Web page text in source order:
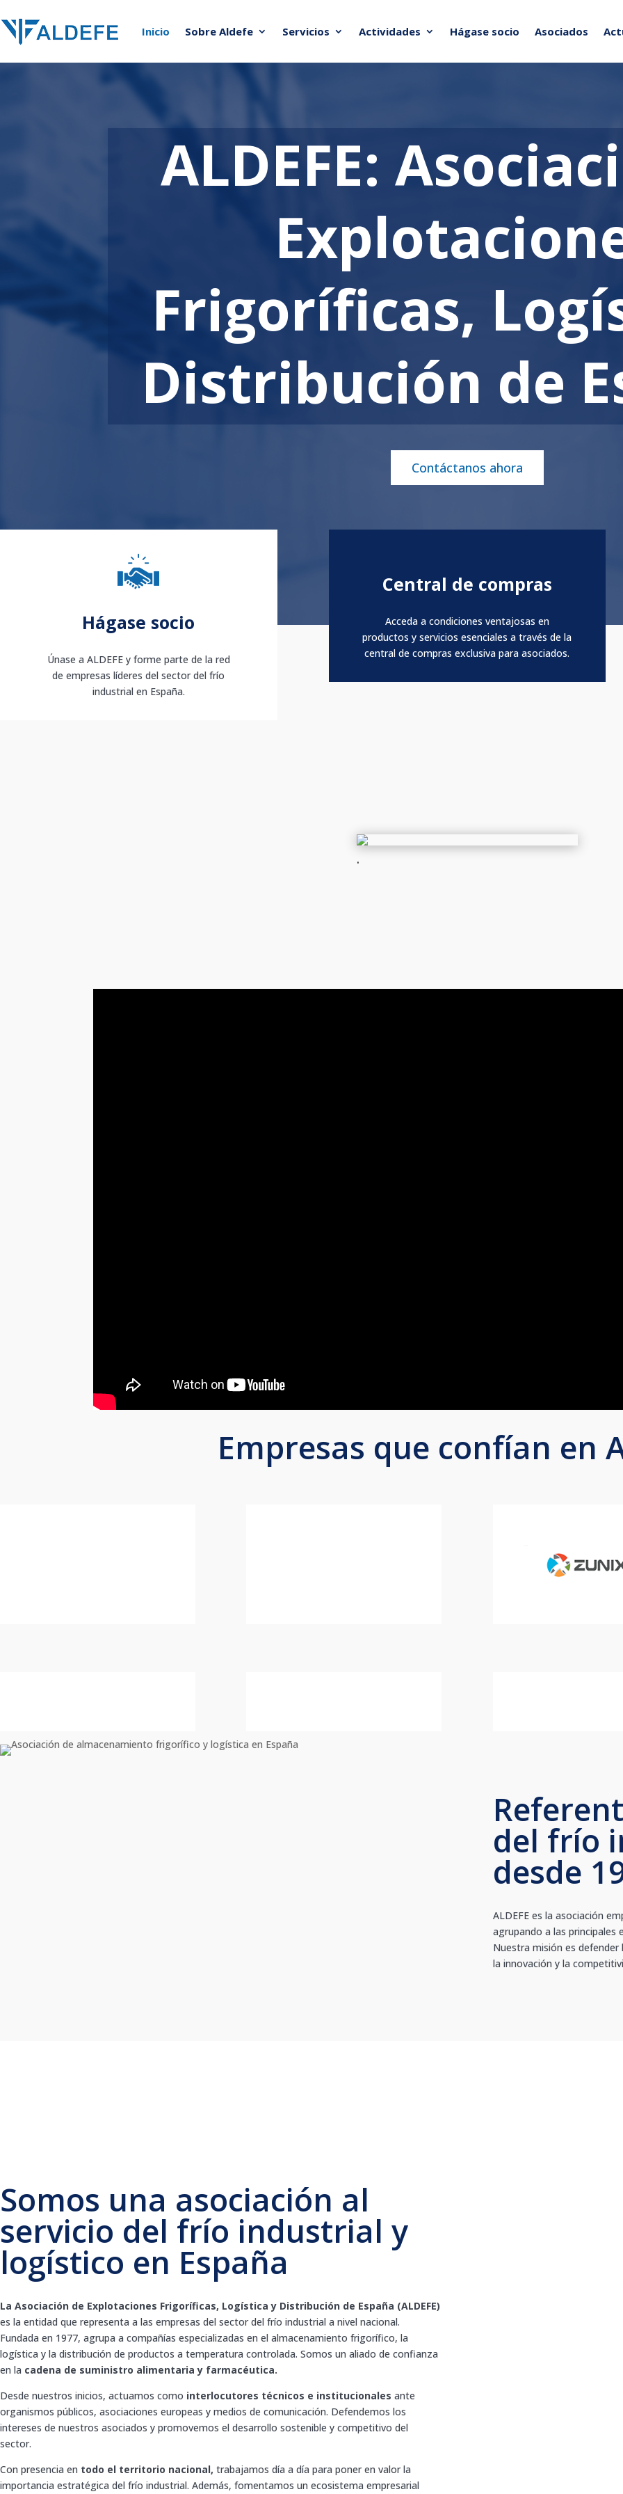
Inicio Sobre Aldefe Servicios Actividades Hágase socio Asociados
ALDEFE:
Frigoríficas,
Distribución de
Contáctanos ahora
Hágase socio
Únase a ALDEFE y forme parte de la red
de empresas líderes del sector del frío
industrial en España.
Central de compras
Acceda a condiciones ventajosas en
productos y servicios esenciales a través de la
central de compras exclusiva para asociados.
.
Empresas que confían en
del frío
desde
ALDEFE es la asociación
agrupando a las
Nuestra misión es
la innovación y la
Somos una asociación al
servicio del frío industrial y
logístico en España
La Asociación de Explotaciones Frigoríficas, Logística y Distribución de España (ALDEFE)
es la entidad que representa a las empresas del sector del frío industrial a nivel nacional.
Fundada en 1977, agrupa a compañías especializadas en el almacenamiento frigorífico, la
logística y la distribución de productos a temperatura controlada. Somos un aliado de confianza
en la cadena de suministro alimentaria y farmacéutica.
Desde nuestros inicios, actuamos como interlocutores técnicos e institucionales ante
organismos públicos, asociaciones europeas y medios de comunicación. Defendemos los
intereses de nuestros asociados y promovemos el desarrollo sostenible y competitivo del
sector.
Con presencia en todo el territorio nacional, trabajamos día a día para poner en valor la
importancia estratégica del frío industrial. Además, fomentamos un ecosistema empresarial